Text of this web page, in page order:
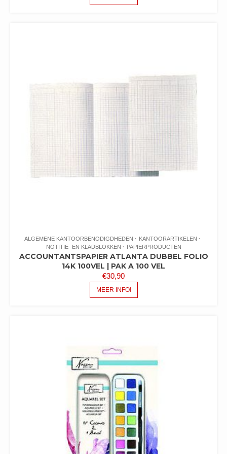
ALGEMENE KANTOORBENODIGDHEDEN
KANTOORARTIKELEN
NOTITIE- EN KLADBLOKKEN
PAPIERPRODUCTEN
ACCOUNTANTSPAPIER ATLANTA DUBBEL FOLIO
14K 100VEL | PAK A 100 VEL
€30,90
MEER INFO!